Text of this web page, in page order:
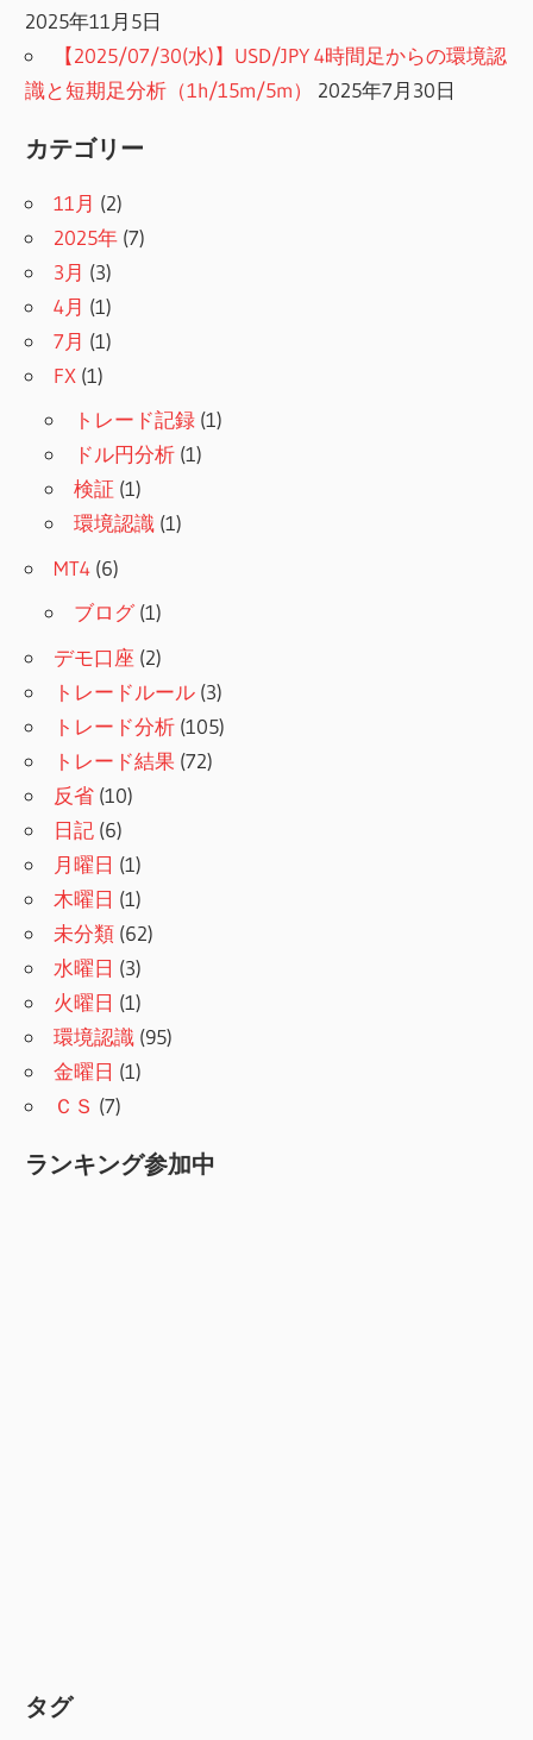
2025年11月5日
【2025/07/30(水)】USD/JPY 4時間足からの環境認
識と短期足分析（1h/15m/5m）
2025年7月30日
カテゴリー
11月 (2)
2025年 (7)
3月 (3)
4月 (1)
7月 (1)
FX (1)
トレード記録 (1)
ドル円分析 (1)
検証 (1)
環境認識 (1)
MT4 (6)
ブログ(1)
デモ口座 (2)
トレードルール (3)
トレード分析 (105)
トレード結果 (72)
反省 (10)
日記 (6)
月曜日 (1)
木曜日 (1)
未分類 (62)
水曜日 (3)
火曜日 (1)
環境認識 (95)
金曜日 (1)
ＣＳ (7)
ランキング参加中
タグ